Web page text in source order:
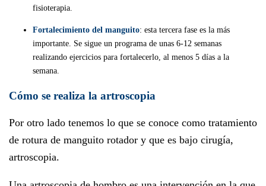
fisioterapia.
Fortalecimiento del manguito: esta tercera fase es la más
importante. Se sigue un programa de unas 6-12 semanas
realizando ejercicios para fortalecerlo, al menos 5 días a la
semana.
Cómo se realiza la artroscopia
Por otro lado tenemos lo que se conoce como tratamiento
de rotura de manguito rotador y que es bajo cirugía,
artroscopia.